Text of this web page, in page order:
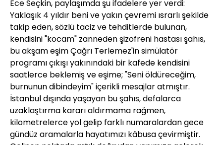
Ece Seçkin, paylaşımda şu ifadelere yer verdi:
Yaklaşık 4 yıldır beni ve yakın çevremi ısrarlı şekilde
takip eden, sözlü taciz ve tehditlerde bulunan,
kendisini "kocam" zanneden şizofreni hastası şahıs,
bu akşam eşim Çağrı Terlemez'in simülatör
programı çıkışı yakınındaki bir kafede kendisini
saatlerce beklemiş ve eşime; "Seni öldüreceğim,
burnunun dibindeyim" içerikli mesajlar atmıştır.
İstanbul dışında yaşayan bu şahıs, defalarca
uzaklaştırma kararı aldırmama rağmen,
kilometrelerce yol gelip farklı numaralardan gece
gündüz aramalarla hayatımızı kâbusa çevirmiştir.